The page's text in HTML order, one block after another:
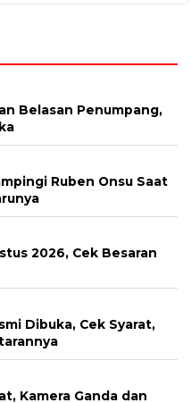
2026, Cek Besaran
Dibuka, Cek Syarat,
Kamera Ganda dan